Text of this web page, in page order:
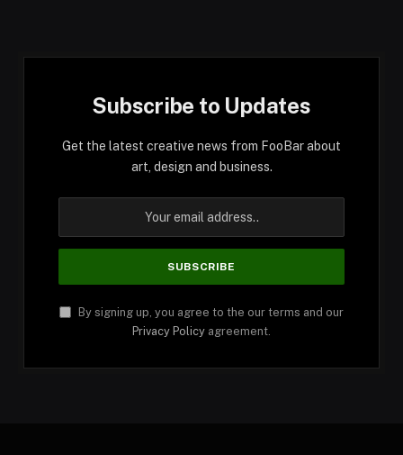
Subscribe to Updates
Get the latest creative news from FooBar about
art, design and business.
By signing up, you agree to the our terms and our
Privacy Policy agreement.